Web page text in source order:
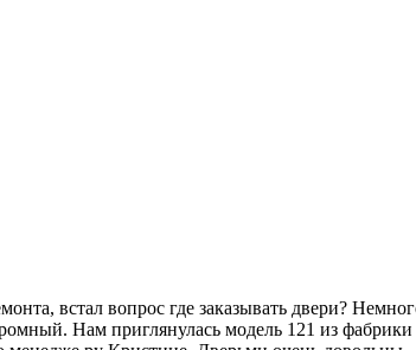
встал вопрос где заказывать двери?
Нам приглянулась модель 121 из